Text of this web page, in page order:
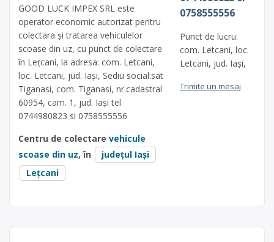
GOOD LUCK IMPEX SRL este
operator economic autorizat pentru
colectara și tratarea vehiculelor
scoase din uz, cu punct de colectare
în Lețcani, la adresa: com. Letcani,
loc. Letcani, jud. Iași, Sediu social:sat
Tiganasi, com. Tiganasi, nr.cadastral
60954, cam. 1, jud. Iași tel
0744980823 si 0758555556
Centru de colectare vehicule
scoase din uz, în
județul Iași
Lețcani
0758555556
Punct de lucru:
com. Letcani, loc.
Letcani, jud. Iași,
Trimite un mesaj